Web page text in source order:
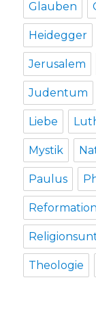
Glauben
Heidegger
Jerusalem
Judentum
Liebe
Mystik
Paulus
Reformation
Theologie